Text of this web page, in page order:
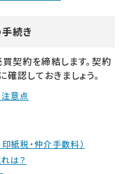
続き
契約を締結します。契約
認しておきましょう。
意点
紙税・仲介手数料）
は？